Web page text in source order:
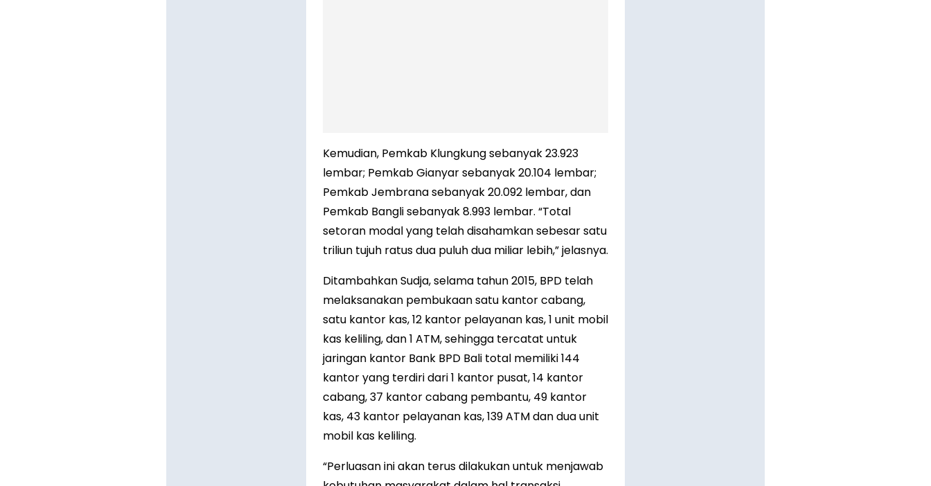
Kemudian, Pemkab Klungkung sebanyak 23.923
lembar; Pemkab Gianyar sebanyak 20.104 lembar;
Pemkab Jembrana sebanyak 20.092 lembar, dan
Pemkab Bangli sebanyak 8.993 lembar. “Total
setoran modal yang telah disahamkan sebesar satu
triliun tujuh ratus dua puluh dua miliar lebih,” jelasnya.
Ditambahkan Sudja, selama tahun 2015, BPD telah
melaksanakan pembukaan satu kantor cabang,
satu kantor kas, 12 kantor pelayanan kas, 1 unit mobil
kas keliling, dan 1 ATM, sehingga tercatat untuk
jaringan kantor Bank BPD Bali total memiliki 144
kantor yang terdiri dari 1 kantor pusat, 14 kantor
cabang, 37 kantor cabang pembantu, 49 kantor
kas, 43 kantor pelayanan kas, 139 ATM dan dua unit
mobil kas keliling.
“Perluasan ini akan terus dilakukan untuk menjawab